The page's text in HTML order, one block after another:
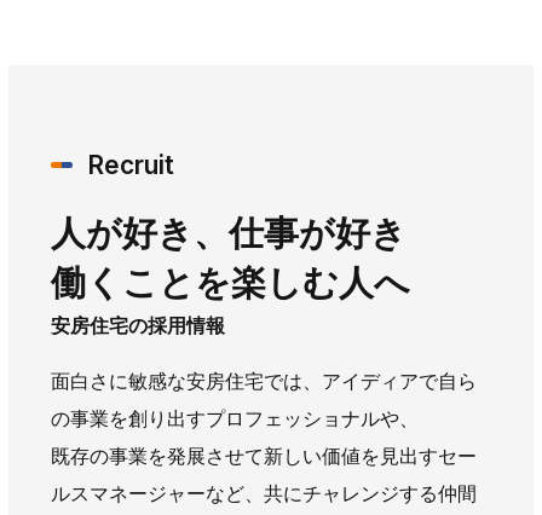
Recruit
人が好き、仕事が好き
働くことを楽しむ人へ
安房住宅の採用情報
面白さに敏感な安房住宅では、アイディアで自ら
の事業を創り出すプロフェッショナルや、
既存の事業を発展させて新しい価値を見出すセー
ルスマネージャーなど、共にチャレンジする仲間